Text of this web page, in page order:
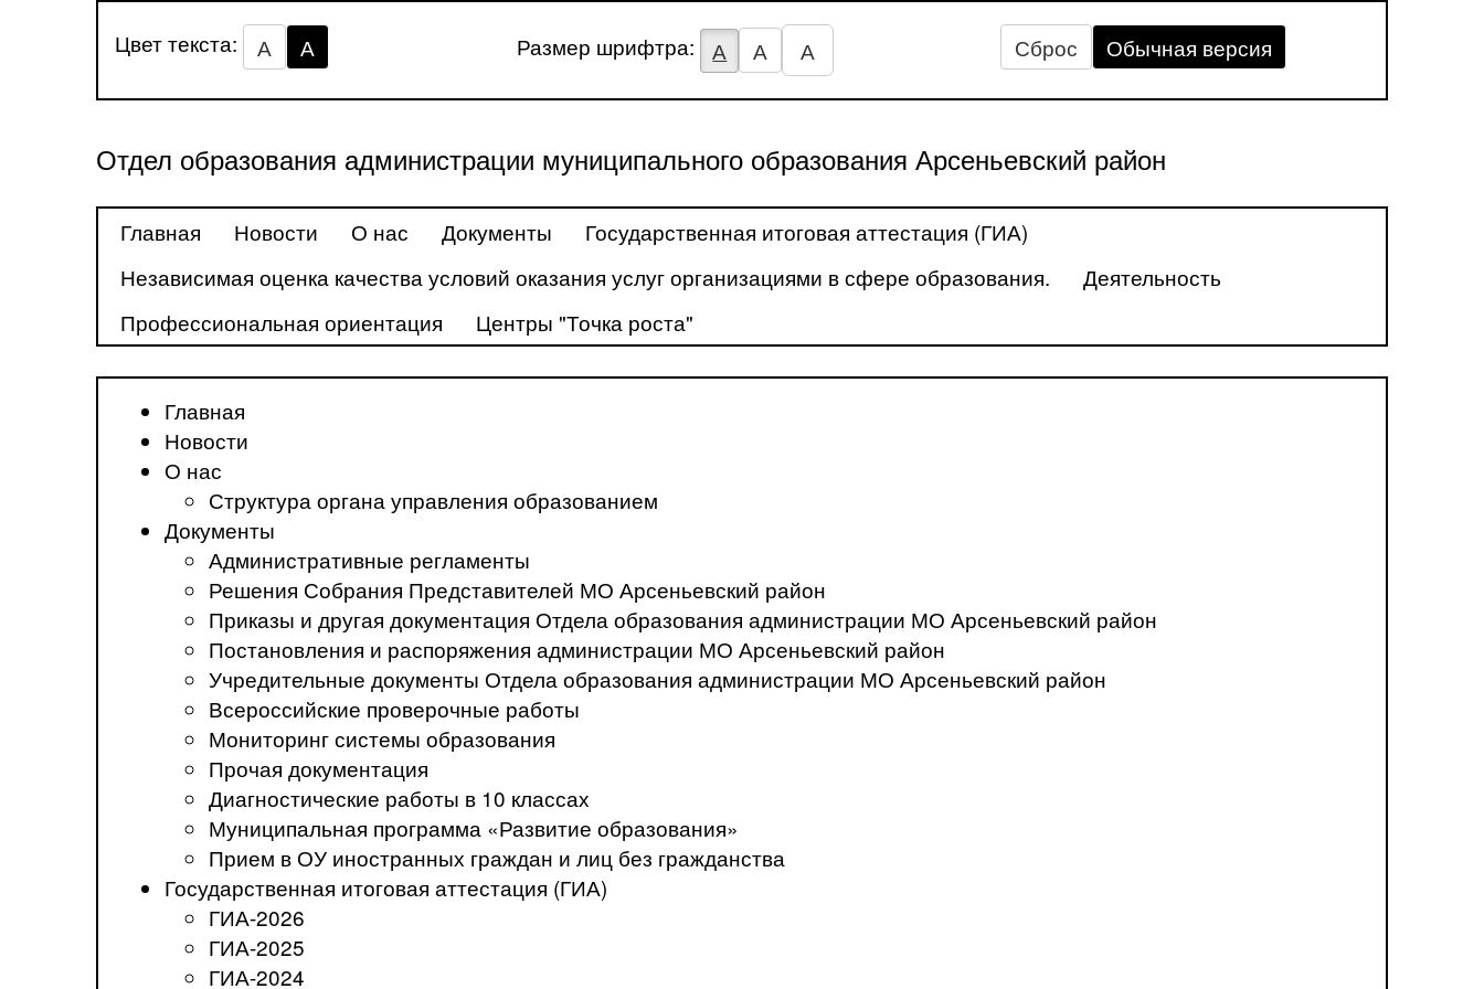
Цвет текста: А А Размер шрифтра: А А А Сброс Обычная версия
Отдел образования администрации муниципального образования Арсеньевский район
Главная Новости О нас Документы
Государственная итоговая аттестация (ГИА)
Независимая оценка качества условий оказания услуг организациями в сфере образования.
Деятельность
Профессиональная ориентация
Центры "Точка роста"
Главная
Новости
О нас
Структура органа управления образованием
Документы
Административные регламенты
Решения Собрания Представителей МО Арсеньевский район
Приказы и другая документация Отдела образования администрации МО Арсеньевский район
Постановления и распоряжения администрации МО Арсеньевский район
Учредительные документы Отдела образования администрации МО Арсеньевский район
Всероссийские проверочные работы
Мониторинг системы образования
Прочая документация
Диагностические работы в 10 классах
Муниципальная программа «Развитие образования»
Прием в ОУ иностранных граждан и лиц без гражданства
Государственная итоговая аттестация (ГИА)
ГИА-2026
ГИА-2025
ГИА-2024